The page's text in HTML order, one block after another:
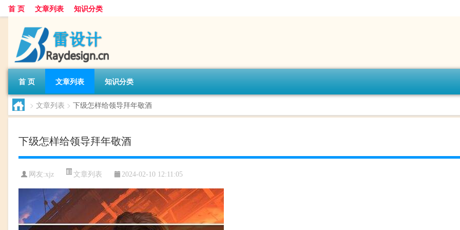
首 页 文章列表 知识分类
首 页 文章列表 知识分类
> 文章列表 > 下级怎样给领导拜年敬酒
下级怎样给领导拜年敬酒
网友:xjz 文章列表 2024-02-10 12:11:05